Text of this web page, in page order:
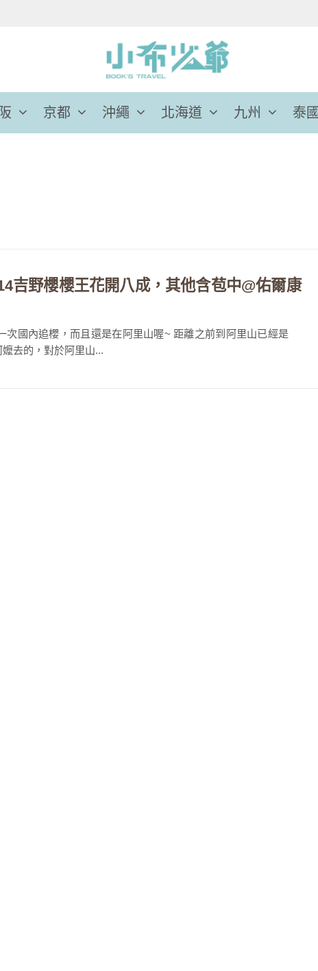
京都 沖繩 北海道 九州 泰國
吉野櫻櫻王花開八成，其他含苞中@佑爾康
國內追櫻，而且還是在阿里山喔~ 距離之前到阿里山已經是
去的，對於阿里山...